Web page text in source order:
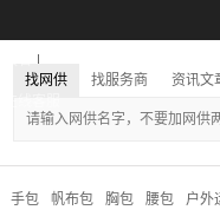
找网供 找服务商 资讯文
手包 帆布包 胸包 腰包 户外